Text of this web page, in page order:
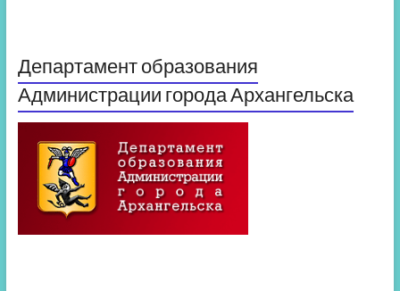
Департамент образования
Администрации города Архангельска